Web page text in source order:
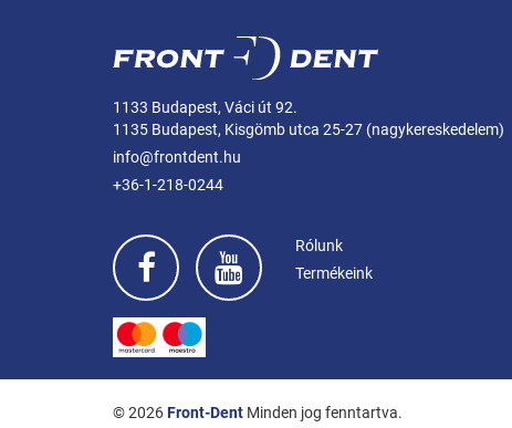
1133 Budapest, Váci út 92.
1135 Budapest, Kisgömb utca 25-27 (nagykereskedelem)
info@frontdent.hu
+36-1-218-0244
Rólunk
Termékeink
© 2026Front-Dent Minden jog fenntartva.